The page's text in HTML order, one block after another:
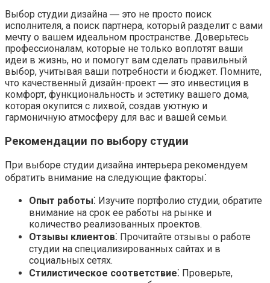
Выбор студии дизайна ― это не просто поиск
исполнителя, а поиск партнера, который разделит с вами
мечту о вашем идеальном пространстве. Доверьтесь
профессионалам, которые не только воплотят ваши
идеи в жизнь, но и помогут вам сделать правильный
выбор, учитывая ваши потребности и бюджет. Помните,
что качественный дизайн-проект ― это инвестиция в
комфорт, функциональность и эстетику вашего дома,
которая окупится с лихвой, создав уютную и
гармоничную атмосферу для вас и вашей семьи.
Рекомендации по выбору студии
При выборе студии дизайна интерьера рекомендуем
обратить внимание на следующие факторы⁚
Опыт работы⁚ Изучите портфолио студии, обратите
внимание на срок ее работы на рынке и
количество реализованных проектов.
Отзывы клиентов⁚ Прочитайте отзывы о работе
студии на специализированных сайтах и в
социальных сетях.
Стилистическое соответствие⁚ Проверьте,